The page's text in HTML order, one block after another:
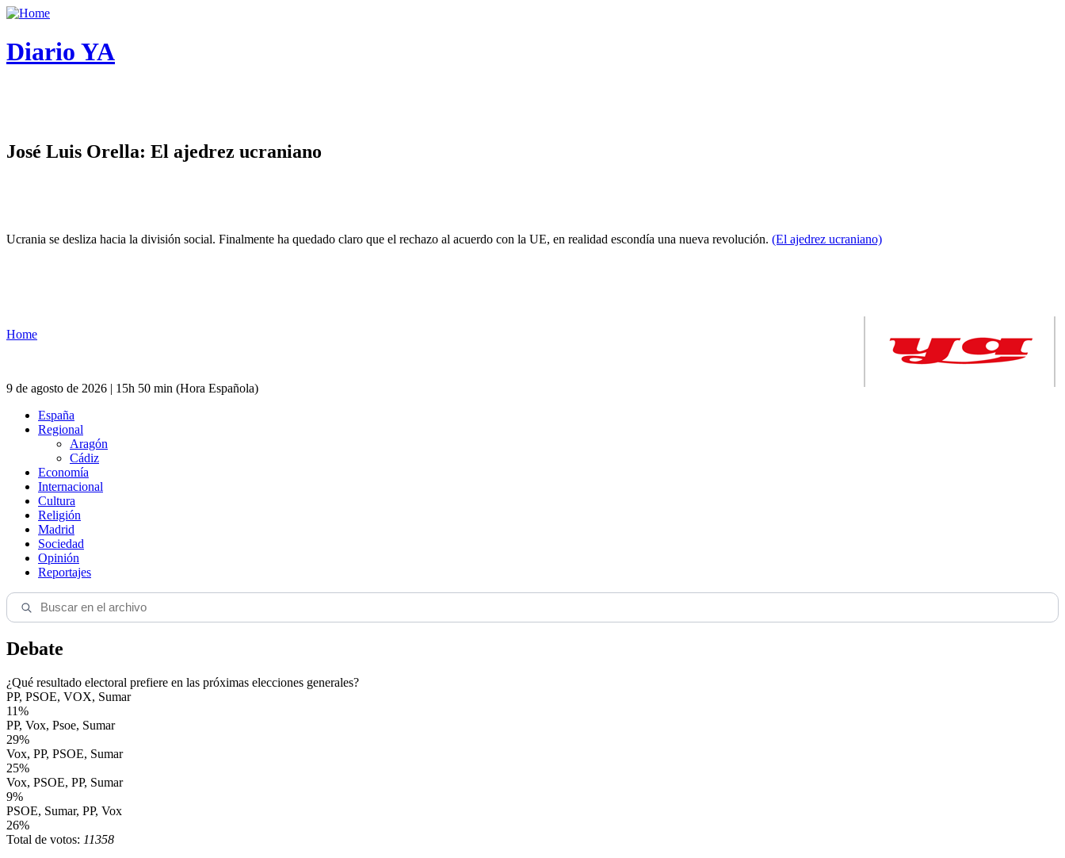
Diario YA
José Luis Orella: El ajedrez ucraniano
Ucrania se desliza hacia la división social. Finalmente ha quedado claro que el rechazo al acuerdo con la UE, en realidad escondía una nueva revolución. (El ajedrez ucraniano)
Home
9 de agosto de 2026 | 15h 50 min (Hora Española)
España
Regional
Aragón
Cádiz
Economía
Internacional
Cultura
Religión
Madrid
Sociedad
Opinión
Reportajes
Debate
¿Qué resultado electoral prefiere en las próximas elecciones generales?
PP, PSOE, VOX, Sumar
11%
PP, Vox, Psoe, Sumar
29%
Vox, PP, PSOE, Sumar
25%
Vox, PSOE, PP, Sumar
9%
PSOE, Sumar, PP, Vox
26%
Total de votos: 11358